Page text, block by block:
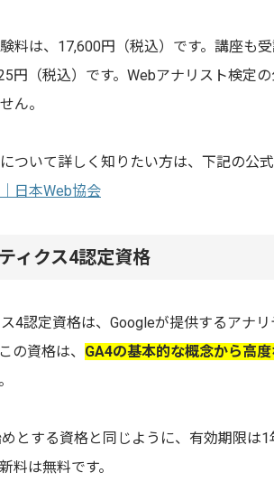
料は、17,600円（税込）です。講座も
円（税込）です。Webアナリスト検定
ん。
ついて詳しく知りたい方は、下記の公
日本Web協会
ィクス4認定資格
4認定資格は、Googleが提供するアナ
の資格は、 GA4の基本的な概念から高
とする資格と同じように、有効期限は
料は無料です。